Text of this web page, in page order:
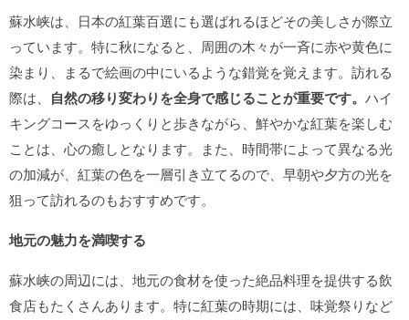
蘇水峡は、日本の紅葉百選にも選ばれるほどその美しさが際立
っています。特に秋になると、周囲の木々が一斉に赤や黄色に
染まり、まるで絵画の中にいるような錯覚を覚えます。訪れる
際は、 自然の移り変わりを全身で感じることが重要です。 ハイ
キングコースをゆっくりと歩きながら、鮮やかな紅葉を楽しむ
ことは、心の癒しとなります。また、時間帯によって異なる光
の加減が、紅葉の色を一層引き立てるので、早朝や夕方の光を
狙って訪れるのもおすすめです。
地元の魅力を満喫する
蘇水峡の周辺には、地元の食材を使った絶品料理を提供する飲
食店もたくさんあります。特に紅葉の時期には、味覚祭りなど